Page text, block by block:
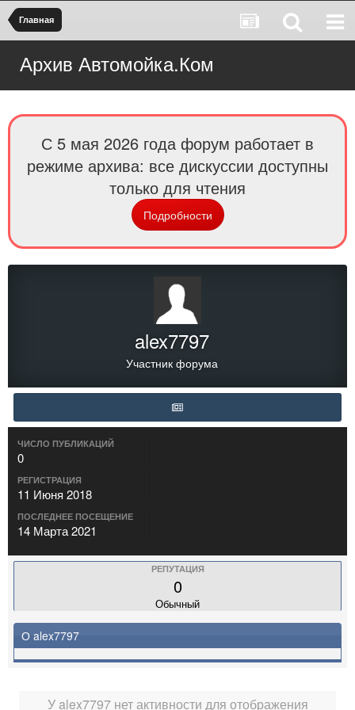
Главная
Архив Автомойка.Ком
С 5 мая 2026 года форум работает в
режиме архива: все дискуссии доступны
только для чтения
Подробности
alex7797
Участник форума
ЧИСЛО ПУБЛИКАЦИЙ
0
РЕГИСТРАЦИЯ
11 Июня 2018
ПОСЛЕДНЕЕ ПОСЕЩЕНИЕ
14 Марта 2021
РЕПУТАЦИЯ
0
Обычный
О alex7797
У alex7797 нет активности для отображения